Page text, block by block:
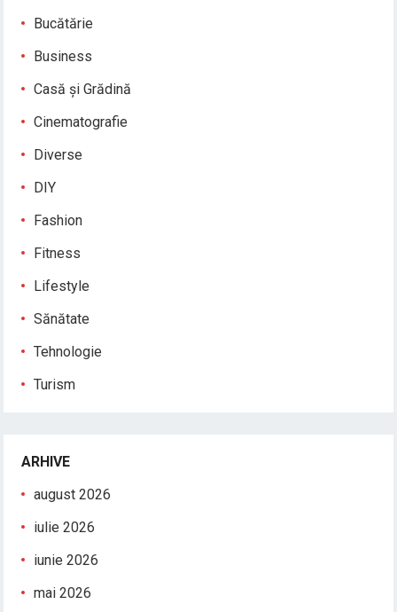
Bucătărie
Business
Casă și Grădină
Cinematografie
Diverse
DIY
Fashion
Fitness
Lifestyle
Sănătate
Tehnologie
Turism
ARHIVE
august 2026
iulie 2026
iunie 2026
mai 2026